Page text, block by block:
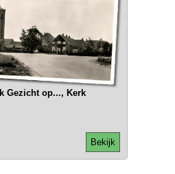
Gezicht op..., Kerk
Bekijk